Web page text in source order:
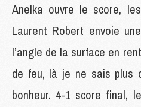
Anelka ouvre le score,
Laurent Robert envoie
l’angle de la surface en
de feu, là je ne sais plus
bonheur. 4-1 score final,